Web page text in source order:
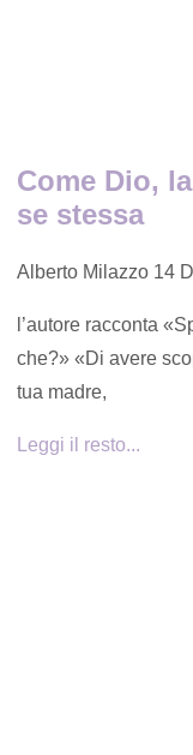
Come Dio,
se stessa
Alberto Milazzo 14
l’autore racconta
che?» «Di avere
tua madre,
Leggi il resto...